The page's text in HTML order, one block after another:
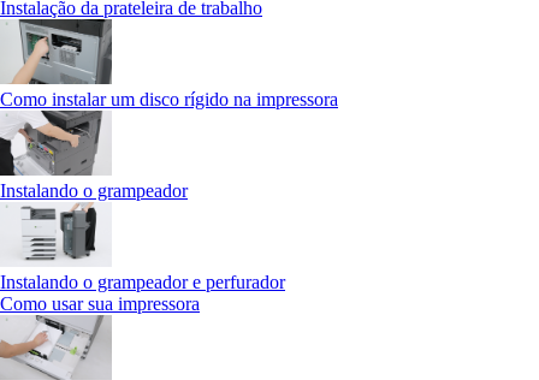
Instalação da prateleira de trabalho
Como instalar um disco rígido na impressora
Instalando o grampeador
Instalando o grampeador e perfurador
Como usar sua impressora